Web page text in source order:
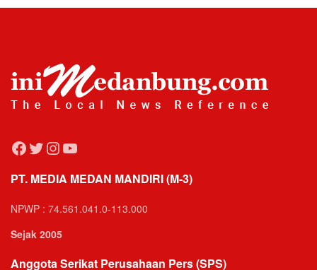
Facebook
Twitter
Instagram
YouTube
PT. MEDIA MEDAN MANDIRI (M-3)
NPWP : 74.561.041.0-113.000
Sejak 2005
Anggota Serikat Perusahaan Pers (SPS)